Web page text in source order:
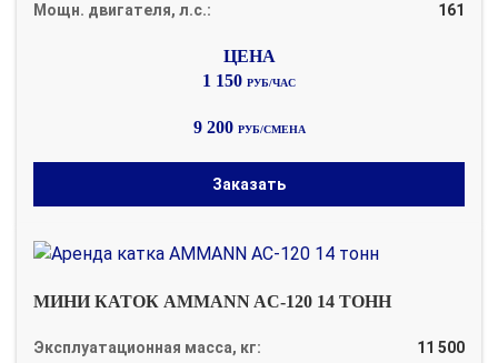
Мощн. двигателя, л.с.:
161
1 150 РУБ/ЧАС
9 200 РУБ/СМЕНА
Заказать
МИНИ КАТОК AMMANN AC-120 14 ТОНН
Эксплуатационная масса, кг:
11 500